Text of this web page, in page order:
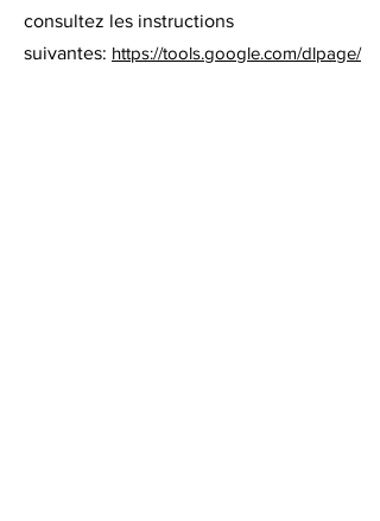
consultez les instructions
suivantes: https://tools.google.com/dlpage/